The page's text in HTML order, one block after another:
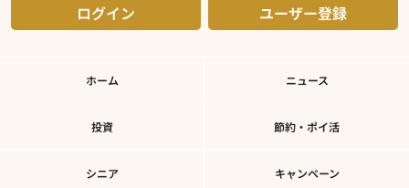
ログイン ユーザー登録
ホーム ニュース
投資 節約・ポイ活
シニア キャンペーン